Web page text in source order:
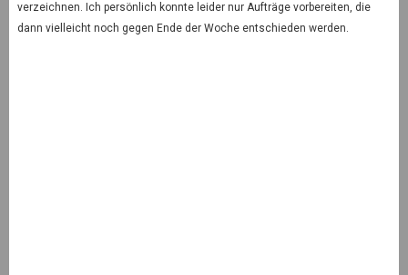
verzeichnen. Ich persönlich konnte leider nur Aufträge vorbereiten, die
dann vielleicht noch gegen Ende der Woche entschieden werden.